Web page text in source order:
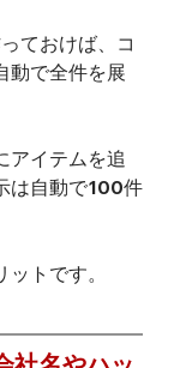
ておけば、コ
動で全件を展
アイテムを追
は自動で100件
トです。